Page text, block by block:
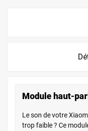
Module haut-
Le son de votre
trop faible ? Ce